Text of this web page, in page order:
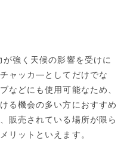
強く天候の影響を受けに
ャッカ―としてだけでな
などにも使用可能なため、
る機会の多い方におすすめ
販売されている場所が限ら
リットといえます。